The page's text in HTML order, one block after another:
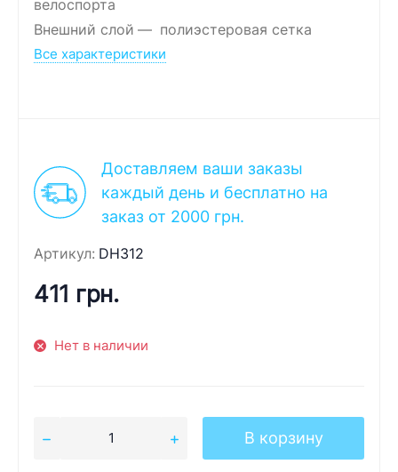
велоспорта
Внешний слой
полиэстеровая сетка
Все характеристики
Доставляем ваши заказы
каждый день и бесплатно на
заказ от 2000 грн.
Артикул: DH312
411 грн.
Нет в наличии
В корзину